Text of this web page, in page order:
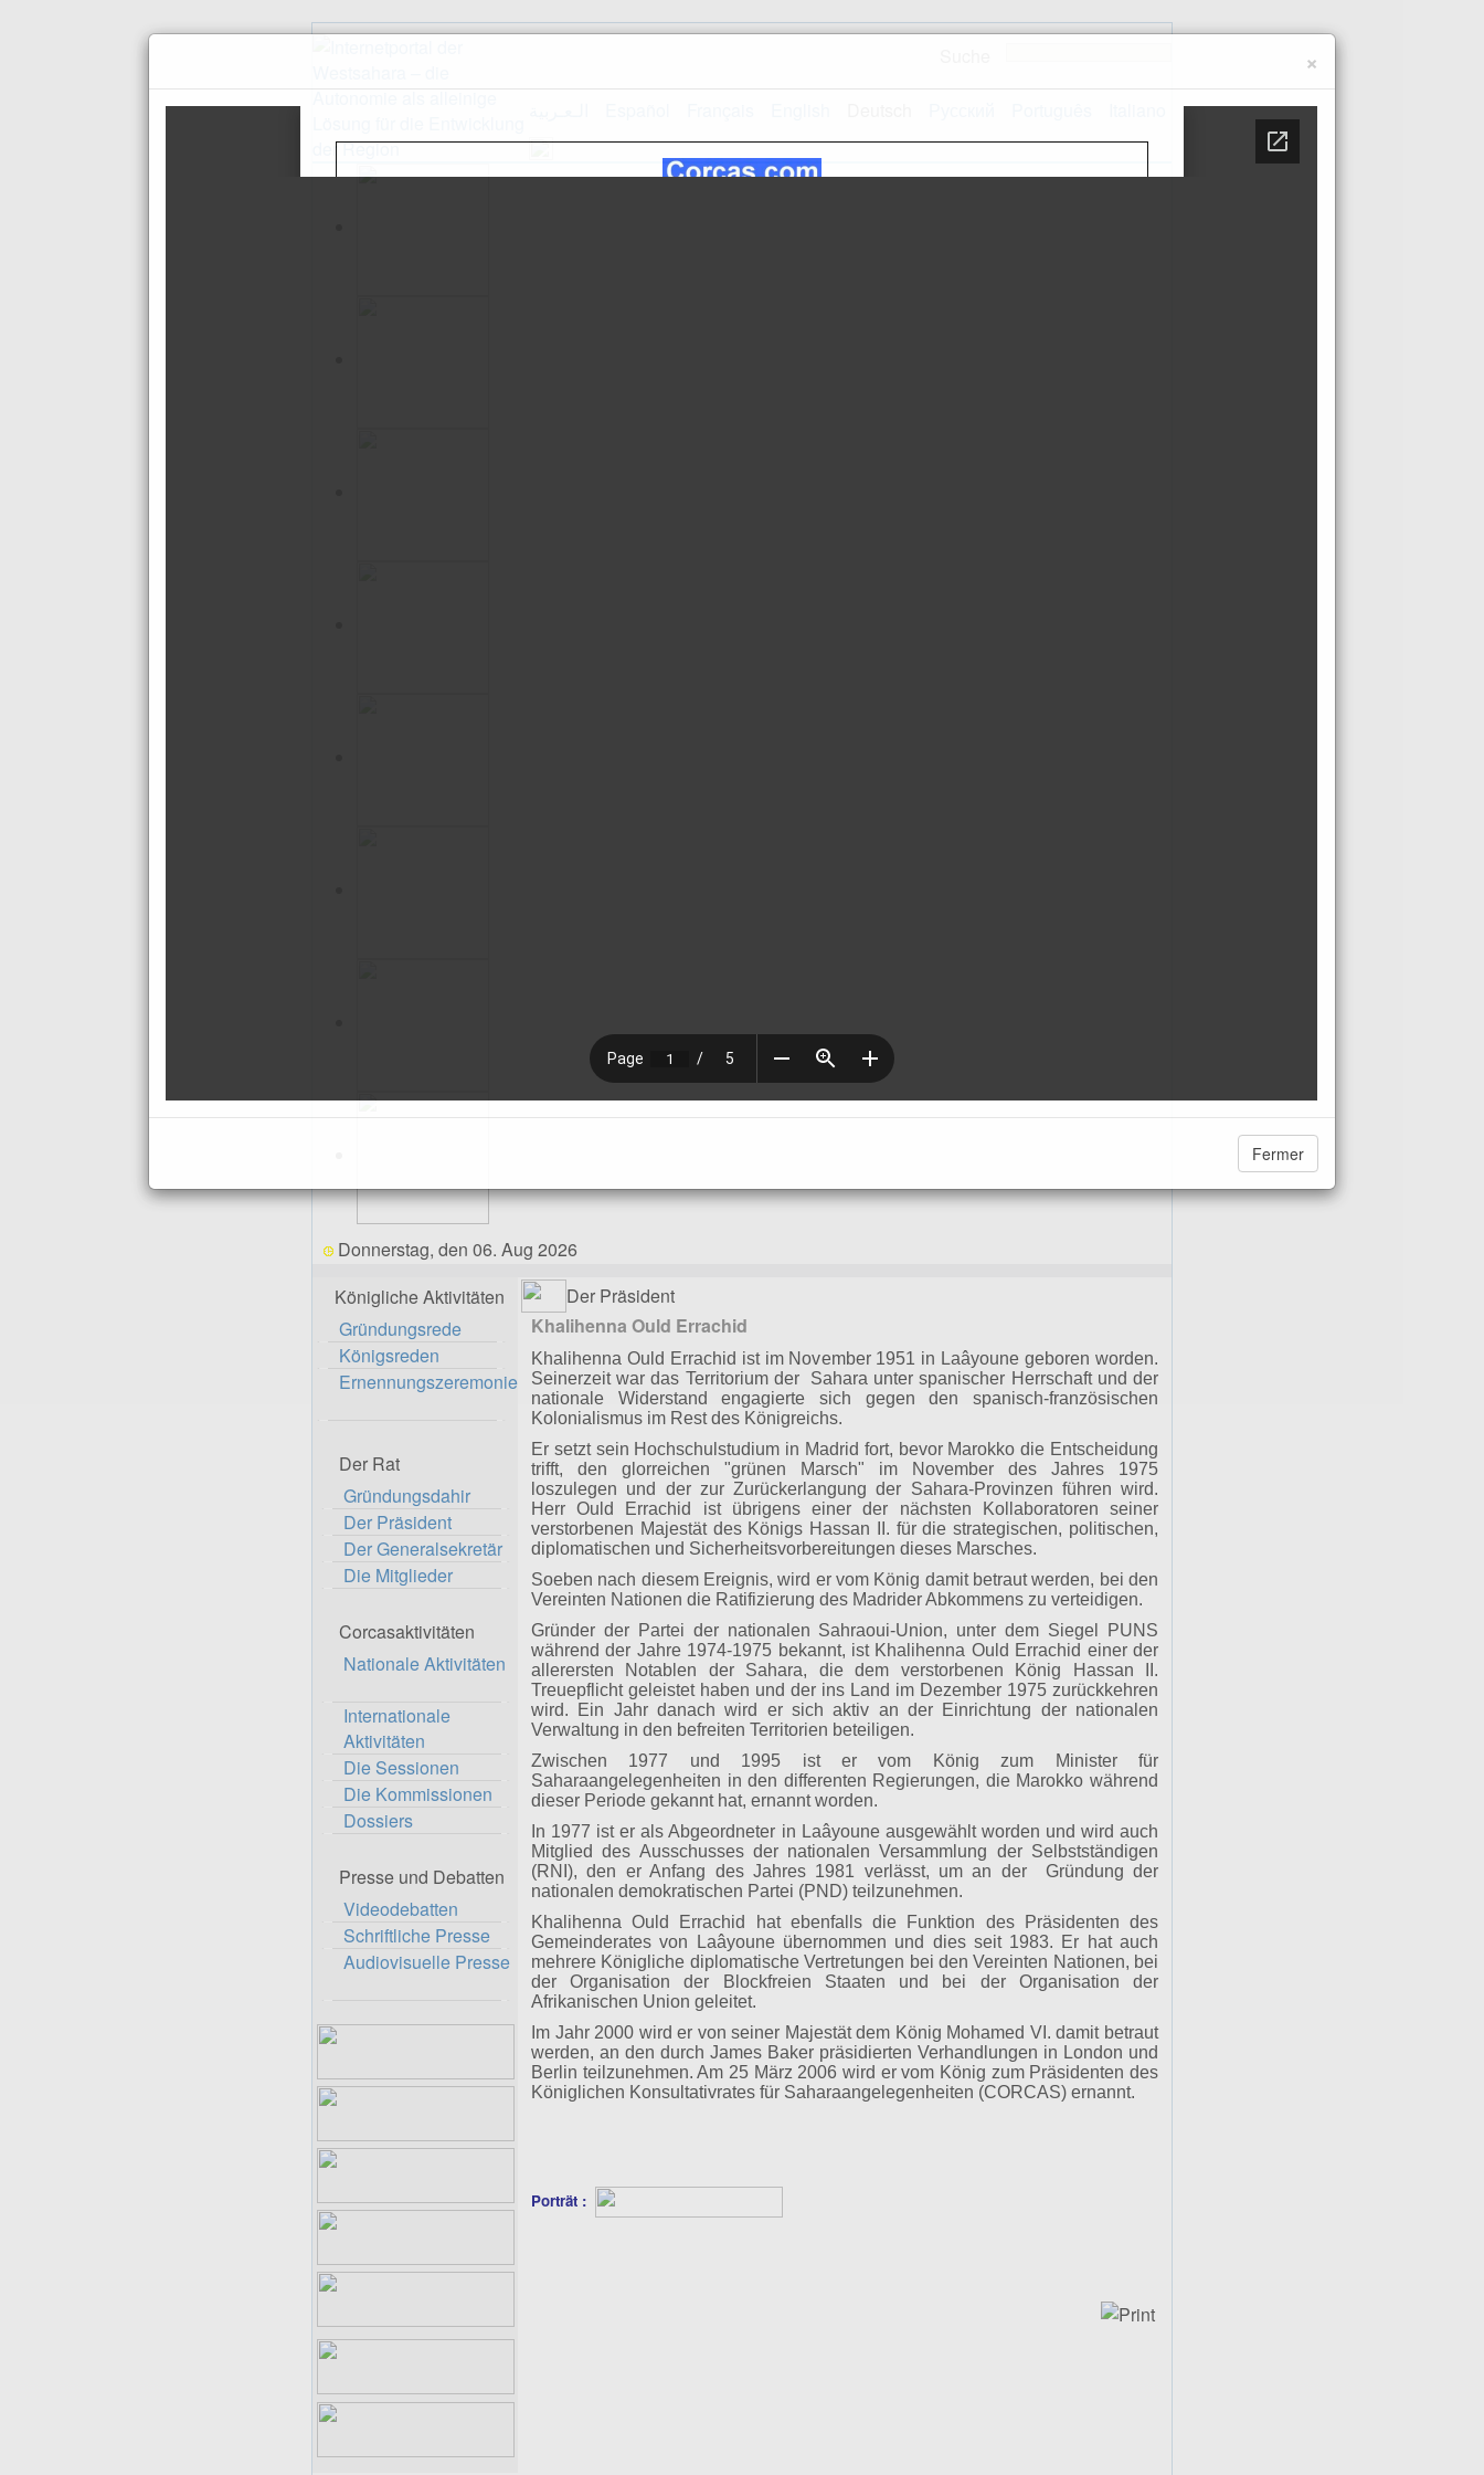
Donnerstag, den 06. Aug 2026
Königliche Aktivitäten
Gründungsrede
Königsreden
Ernennungszeremonie
Der Rat
Gründungsdahir
Der Präsident
Der Generalsekretär
Die Mitglieder
Corcasaktivitäten
Nationale Aktivitäten
Internationale
Aktivitäten
Die Sessionen
Die Kommissionen
Dossiers
Presse und Debatten
Videodebatten
Schriftliche Presse
Audiovisuelle Presse
Der Präsident
Khalihenna Ould Errachid
Khalihenna Ould Errachid ist im November 1951 in Laâyoune geboren worden.
Seinerzeit war das Territorium der Sahara unter spanischer Herrschaft und der
nationale Widerstand engagierte sich gegen den spanisch-französischen
Kolonialismus im Rest des Königreichs.
Er setzt sein Hochschulstudium in Madrid fort, bevor Marokko die Entscheidung
trifft, den glorreichen "grünen Marsch" im November des Jahres 1975
loszulegen und der zur Zurückerlangung der Sahara-Provinzen führen wird.
Herr Ould Errachid ist übrigens einer der nächsten Kollaboratoren seiner
verstorbenen Majestät des Königs Hassan II. für die strategischen, politischen,
diplomatischen und Sicherheitsvorbereitungen dieses Marsches.
Soeben nach diesem Ereignis, wird er vom König damit betraut werden, bei den
Vereinten Nationen die Ratifizierung des Madrider Abkommens zu verteidigen.
Gründer der Partei der nationalen Sahraoui-Union, unter dem Siegel PUNS
während der Jahre 1974-1975 bekannt, ist Khalihenna Ould Errachid einer der
allerersten Notablen der Sahara, die dem verstorbenen König Hassan II.
Treuepflicht geleistet haben und der ins Land im Dezember 1975 zurückkehren
wird. Ein Jahr danach wird er sich aktiv an der Einrichtung der nationalen
Verwaltung in den befreiten Territorien beteiligen.
Zwischen 1977 und 1995 ist er vom König zum Minister für
Saharaangelegenheiten in den differenten Regierungen, die Marokko während
dieser Periode gekannt hat, ernannt worden.
In 1977 ist er als Abgeordneter in Laâyoune ausgewählt worden und wird auch
Mitglied des Ausschusses der nationalen Versammlung der Selbstständigen
(RNI), den er Anfang des Jahres 1981 verlässt, um an der Gründung der
nationalen demokratischen Partei (PND) teilzunehmen.
Khalihenna Ould Errachid hat ebenfalls die Funktion des Präsidenten des
Gemeinderates von Laâyoune übernommen und dies seit 1983. Er hat auch
mehrere Königliche diplomatische Vertretungen bei den Vereinten Nationen, bei
der Organisation der Blockfreien Staaten und bei der Organisation der
Afrikanischen Union geleitet.
Im Jahr 2000 wird er von seiner Majestät dem König Mohamed VI. damit betraut
werden, an den durch James Baker präsidierten Verhandlungen in London und
Berlin teilzunehmen. Am 25 März 2006 wird er vom König zum Präsidenten des
Königlichen Konsultativrates für Saharaangelegenheiten (CORCAS) ernannt.
Porträt :
×
Fermer